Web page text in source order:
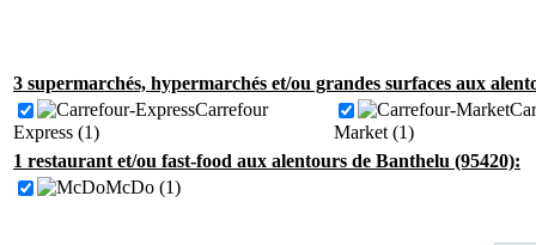
3 supermarchés, hypermarchés et/ou grandes surfaces aux
Carrefour
Express (1)
Market (1)
1 restaurant et/ou fast-food aux alentours de Banthelu (95420):
McDo (1)